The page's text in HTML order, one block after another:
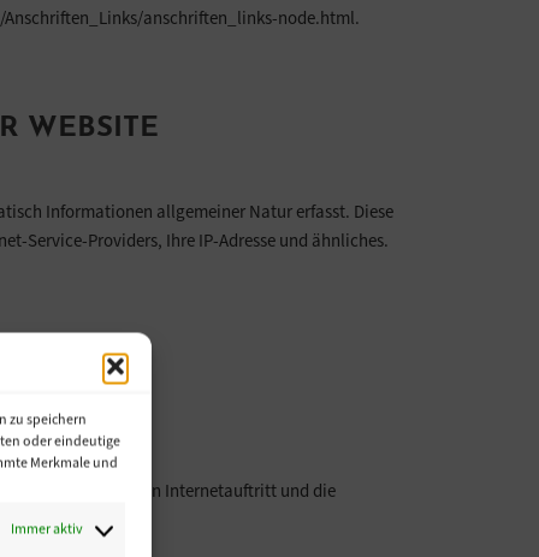
zu speichern
oder eindeutige
Merkmale und
Immer aktiv
anschriften_links-node.html.
WEBSITE
Informationen allgemeiner Natur erfasst. Diese
Service-Providers, Ihre IP-Adresse und ähnliches.
um unseren Internetauftritt und die